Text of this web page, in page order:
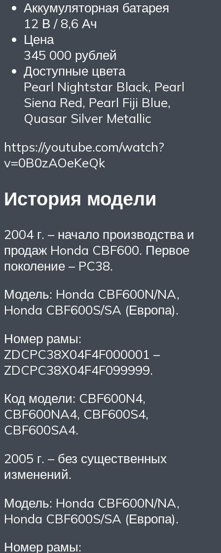
Аккумуляторная батарея
12 В / 8,6 Ач
Цена
345 000 рублей
Доступные цвета
Pearl Nightstar Black, Pearl
Siena Red, Pearl Fiji Blue,
Quasar Silver Metallic
https://youtube.com/watch?
v=0B0zAOeKeQk
История модели
2004 г. – начало производства и
продаж Honda CBF600. Первое
поколение – PC38.
Модель: Honda CBF600N/NA,
Honda CBF600S/SA (Европа).
Номер рамы:
ZDCPC38X04F4F000001 –
ZDCPC38X04F4F099999.
Код модели: CBF600N4,
CBF600NA4, CBF600S4,
CBF600SA4.
2005 г. – без существенных
изменений.
Модель: Honda CBF600N/NA,
Honda CBF600S/SA (Европа).
Номер рамы: